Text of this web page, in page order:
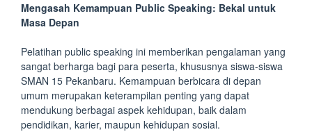
Mengasah Kemampuan Public Speaking: Bekal untuk
Masa Depan
Pelatihan public speaking ini memberikan pengalaman yang
sangat berharga bagi para peserta, khususnya siswa-siswa
SMAN 15 Pekanbaru. Kemampuan berbicara di depan
umum merupakan keterampilan penting yang dapat
mendukung berbagai aspek kehidupan, baik dalam
pendidikan, karier, maupun kehidupan sosial.